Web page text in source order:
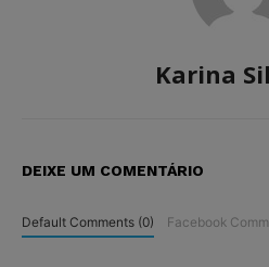
Karina
DEIXE UM COMENTÁRIO
Default Comments (0) Facebook